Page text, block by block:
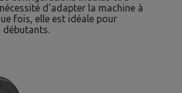
d'adapter la machine à
fois, elle est idéale pour
débutants.